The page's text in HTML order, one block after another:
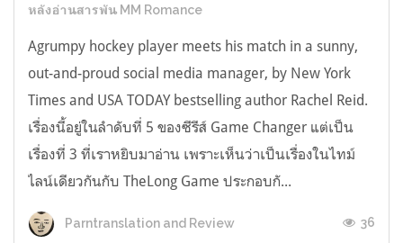
หลังอ่านสารพัน MM Romance
Agrumpy hockey player meets his match in a sunny,
out-and-proud social media manager, by New York
Times and USA TODAY bestselling author Rachel Reid.
เรื่องนี้อยู่ในลำดับที่ 5 ของซีรีส์ Game Changer แต่เป็น
เรื่องที่ 3 ที่เราหยิบมาอ่าน เพราะเห็นว่าเป็นเรื่องในไทม์
ไลน์เดียวกันกับ TheLong Game ประกอบกั...
Parntranslation and Review 36